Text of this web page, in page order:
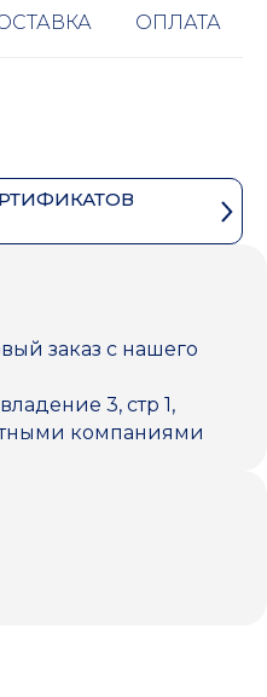
ОПЛАТА
заказ с нашего
3, стр 1,
компаниями